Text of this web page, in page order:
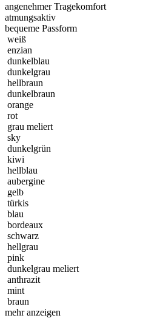
angenehmer Tragekomfort
atmungsaktiv
bequeme Passform
weiß
enzian
dunkelblau
dunkelgrau
hellbraun
dunkelbraun
orange
rot
grau meliert
sky
dunkelgrün
kiwi
hellblau
aubergine
gelb
türkis
blau
bordeaux
schwarz
hellgrau
pink
dunkelgrau meliert
anthrazit
mint
braun
mehr anzeigen